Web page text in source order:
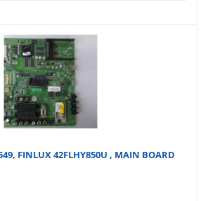
FINLUX 42FLHY850U , MAIN BOARD